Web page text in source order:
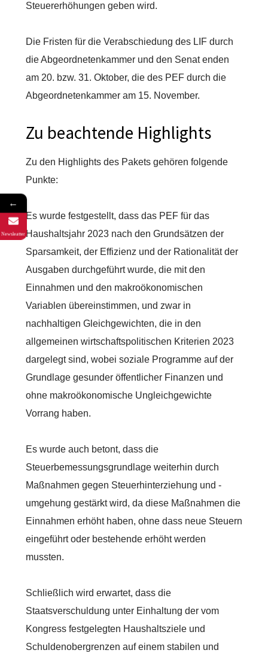
Steuererhöhungen geben wird.
Die Fristen für die Verabschiedung des LIF durch
die Abgeordnetenkammer und den Senat enden
am 20. bzw. 31. Oktober, die des PEF durch die
Abgeordnetenkammer am 15. November.
Zu beachtende Highlights
Zu den Highlights des Pakets gehören folgende
Punkte:
Es wurde festgestellt, dass das PEF für das
Haushaltsjahr 2023 nach den Grundsätzen der
Sparsamkeit, der Effizienz und der Rationalität der
Ausgaben durchgeführt wurde, die mit den
Einnahmen und den makroökonomischen
Variablen übereinstimmen, und zwar in
nachhaltigen Gleichgewichten, die in den
allgemeinen wirtschaftspolitischen Kriterien 2023
dargelegt sind, wobei soziale Programme auf der
Grundlage gesunder öffentlicher Finanzen und
ohne makroökonomische Ungleichgewichte
Vorrang haben.
Es wurde auch betont, dass die
Steuerbemessungsgrundlage weiterhin durch
Maßnahmen gegen Steuerhinterziehung und -
umgehung gestärkt wird, da diese Maßnahmen die
Einnahmen erhöht haben, ohne dass neue Steuern
eingeführt oder bestehende erhöht werden
mussten.
Schließlich wird erwartet, dass die
Staatsverschuldung unter Einhaltung der vom
Kongress festgelegten Haushaltsziele und
Schuldenobergrenzen auf einem stabilen und
←
Newsleatter